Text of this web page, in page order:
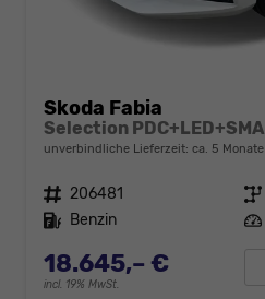
Skoda Fabia
unverbindliche Lieferzeit: ca. 5 Monate
Fahrzeugnr. 206481 Getriebe
Kraftstoff Benzin Leistung
18.645,– €
incl. 19% MwSt.